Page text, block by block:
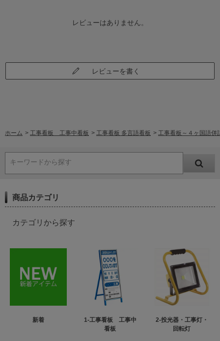
レビューはありません。
レビューを書く
ホーム > 工事看板 工事中看板 > 工事看板 多言語看板 > 工事看板～４ヶ国語併
キーワードから探す
商品カテゴリ
カテゴリから探す
新着
1-工事看板 工事中
看板
2-投光器・工事灯・
回転灯